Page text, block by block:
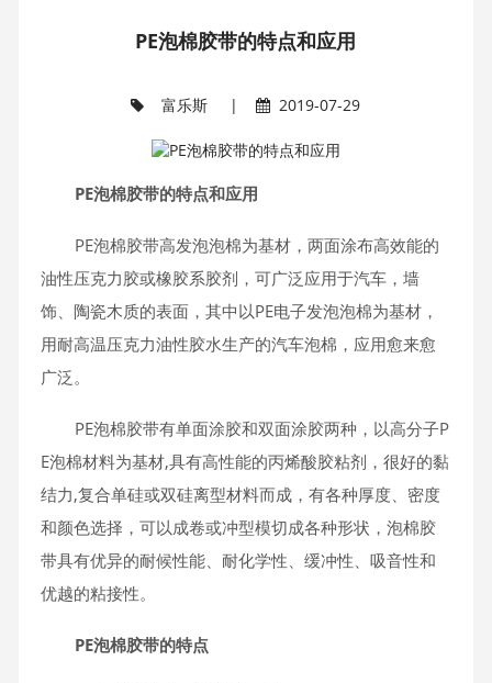
PE泡棉胶带的特点和应用
富乐斯 | 2019-07-29
PE泡棉胶带的特点和应用
PE泡棉胶带高发泡泡棉为基材，两面涂布高效能的
油性压克力胶或橡胶系胶剂，可广泛应用于汽车，墙
饰、陶瓷木质的表面，其中以PE电子发泡泡棉为基材，
用耐高温压克力油性胶水生产的汽车泡棉，应用愈来愈
广泛。
PE泡棉胶带有单面涂胶和双面涂胶两种，以高分子P
E泡棉材料为基材,具有高性能的丙烯酸胶粘剂，很好的黏
结力,复合单硅或双硅离型材料而成，有各种厚度、密度
和颜色选择，可以成卷或冲型模切成各种形状，泡棉胶
带具有优异的耐候性能、耐化学性、缓冲性、吸音性和
优越的粘接性。
PE泡棉胶带的特点